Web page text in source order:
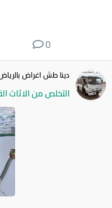
0
دينا طش اغراض
التخلص من الاثاث القديم